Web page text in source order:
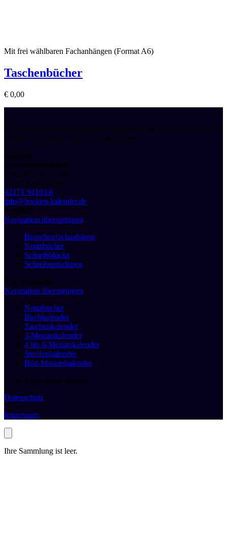
Mit frei wählbaren Fachanhängen (Format A6)
Taschenbücher
€ 0,00
Ihr individueller Kalenderverlag! Personalisierte Kalender sind das
perfekte Werbemittel für Ihr Unternehmen.
Kontakt
druckhaus boeken
Bürgerbuschweg 48
51381 Leverkusen
02171 94103-0
info@boeken-kalender.de
Toplinks
Navigation überspringen
Branchenfachanhänge
Notizbücher
Schreibblocks
Schreibunterlagen
Top Produkte
Navigation überspringen
Notizbücher
Buchkalender
Taschenkalender
3-Monatskalender
4 bis 6-Monatskalender
Streifenkalender
Bild-Monatskalender
© 2026 druckhaus boeken
Datenschutz
Impressum
Ihre Sammlung ist leer.